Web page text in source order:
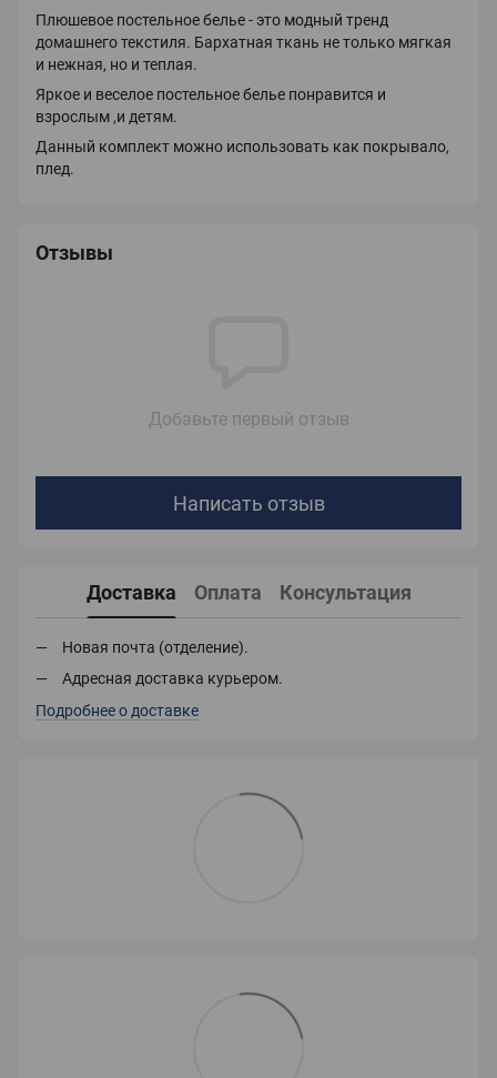
Плюшевое постельное белье - это модный тренд
домашнего текстиля. Бархатная ткань не только мягкая
и нежная, но и теплая.
Яркое и веселое постельное белье понравится и
взрослым ,и детям.
Данный комплект можно использовать как покрывало,
плед.
Отзывы
Добавьте первый отзыв
Написать отзыв
Доставка Оплата Консультация
Новая почта (отделение).
Адресная доставка курьером.
Подробнее о доставке